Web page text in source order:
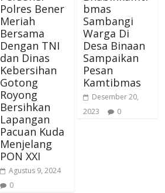
Polres Bener
Meriah
Bersama
Dengan TNI
dan Dinas
Kebersihan
Gotong
Royong
Bersihkan
Lapangan
Pacuan Kuda
Menjelang
PON XXI
Agustus 9, 2024
0
bmas
Sambangi
Warga Di
Desa Binaan
Sampaikan
Pesan
Kamtibmas
Desember 20,
2023
0